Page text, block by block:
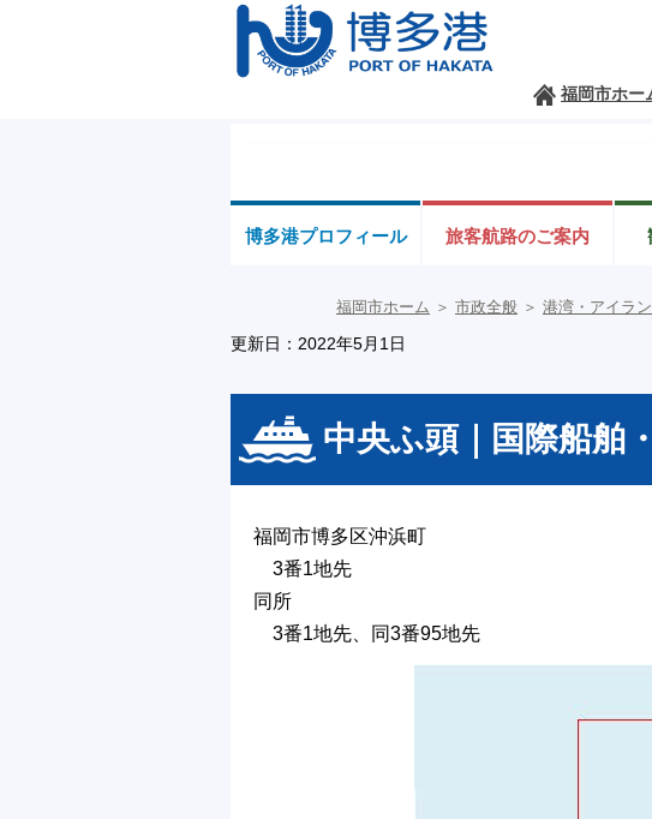
福岡市ホー
博多港プロフィール 旅客航路のご案内
福岡市ホーム ＞ 市政全般 ＞ 港湾・アイラ
更新日：2022年5月1日
中央ふ頭｜国際船舶
福岡市博多区沖浜町
3番1地先
同所
3番1地先、同3番95地先